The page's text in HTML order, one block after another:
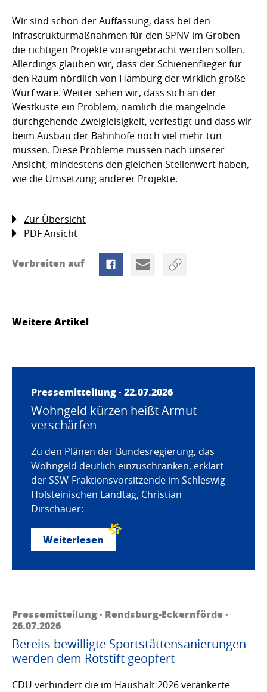
Wir sind schon der Auffassung, dass bei den
Infrastrukturmaßnahmen für den SPNV im Groben
die richtigen Projekte vorangebracht werden sollen.
Allerdings glauben wir, dass der Schienenflieger für
den Raum nördlich von Hamburg der wirklich große
Wurf wäre. Weiter sehen wir, dass sich an der
Westküste ein Problem, nämlich die mangelnde
durchgehende Zweigleisigkeit, verfestigt und dass wir
beim Ausbau der Bahnhöfe noch viel mehr tun
müssen. Diese Probleme müssen nach unserer
Ansicht, mindestens den gleichen Stellenwert haben,
wie die Umsetzung anderer Projekte.
Zur Übersicht
PDF Ansicht
Verbreiten auf
Weitere Artikel
Pressemitteilung · 22.07.2026
Wohngeld kürzen heißt Armut
verschärfen
Zu den Plänen der Bundesregierung, das
Wohngeld deutlich einzuschränken, erklärt
der SSW-Fraktionsvorsitzende im Schleswig-
Holsteinischen Landtag, Christian
Dirschauer:
Weiterlesen
Pressemitteilung · Rendsburg-Eckernförde ·
26.07.2026
Bereits bewilligte Sportstättensanierungen
werden dem Rotstift geopfert
CDU verhindert die im Haushalt 2026 verankerte